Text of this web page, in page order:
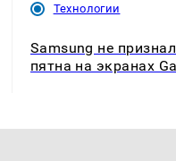
Технологии
Samsung не
пятна на экранах